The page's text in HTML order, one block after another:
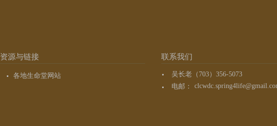
资源与链接
各地生命堂网站
联系我们
吴长老（703）356-5073
电邮：